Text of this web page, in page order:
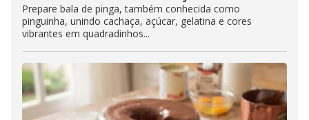
Prepare bala de pinga, também conhecida como
pinguinha, unindo cachaça, açúcar, gelatina e cores
vibrantes em quadradinhos...